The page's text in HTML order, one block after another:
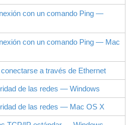
con un comando Ping —
con un comando Ping — Mac
a través de Ethernet
de las redes — Windows
de las redes — Mac OS X